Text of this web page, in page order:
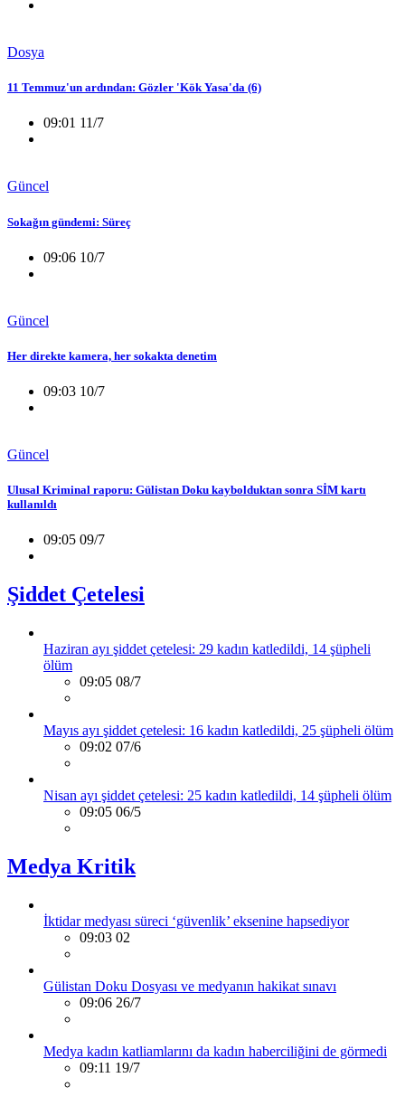
Dosya
11 Temmuz'un ardından: Gözler 'Kök Yasa'da (6)
09:01 11/7
Güncel
Sokağın gündemi: Süreç
09:06 10/7
Güncel
Her direkte kamera, her sokakta denetim
09:03 10/7
Güncel
Ulusal Kriminal raporu: Gülistan Doku kaybolduktan sonra SİM kartı
kullanıldı
09:05 09/7
Şiddet Çetelesi
Haziran ayı şiddet çetelesi: 29 kadın katledildi, 14 şüpheli
ölüm
09:05 08/7
Mayıs ayı şiddet çetelesi: 16 kadın katledildi, 25 şüpheli ölüm
09:02 07/6
Nisan ayı şiddet çetelesi: 25 kadın katledildi, 14 şüpheli ölüm
09:05 06/5
Medya Kritik
İktidar medyası süreci ‘güvenlik’ eksenine hapsediyor
09:03 02
Gülistan Doku Dosyası ve medyanın hakikat sınavı
09:06 26/7
Medya kadın katliamlarını da kadın haberciliğini de görmedi
09:11 19/7